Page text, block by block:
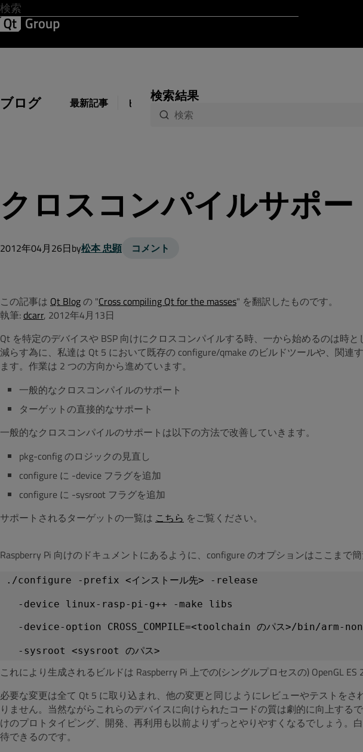
ブログ 最新記事 ビジネス 開発
検索結果
クロスコンパイルサポ
2012年04月26日by松本 忠顕 コメント
この記事は Qt Blogの "Cross compiling Qt for the masses" を翻訳したものです。
執筆:dcarr, 2012年4月13日
Qt を特定のデバイスや BSP 向けにクロスコンパイルする時、一から始めるのは時
減らす為に、私達は Qt 5 において既存の configure/qmake のビルドツールや、関連
ます。作業は 2 つの方向から進めています。
一般的なクロスコンパイルのサポート
ターゲットの直接的なサポート
一般的なクロスコンパイルのサポートは以下の方法で改善していきます。
pkg-config のロジックの見直し
configure に -device フラグを追加
configure に -sysroot フラグを追加
サポートされるターゲットの一覧は こちら をご覧ください。
Raspberry Pi 向けのドキュメントにあるように、configure のオプションはここまで簡
./configure -prefix <インストール先> -release
  -device linux-rasp-pi-g++ -make libs
-device-option CROSS_COMPILE=<toolchain のパス>/bin/arm-
  -sysroot <sysroot のパス>
これにより生成されるビルドは Raspberry Pi 上での(シングルプロセスの) OpenGL ES
必要な変更は全て Qt 5 に取り込まれ、他の変更と同じようにレビューやテストを
りません。当然ながらこれらのデバイスに向けられたコードの質は劇的に向上する
けのプロトタイピング、開発、再利用も以前よりずっとやりやすくなるでしょう。
待できるのです。